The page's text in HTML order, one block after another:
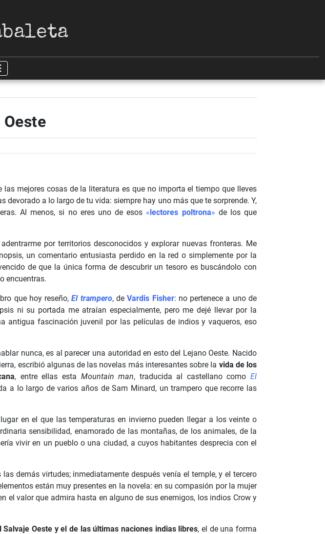
las mejores cosas de la literatura es que no importa el tiempo que lleves
devorado a lo largo de tu vida: siempre hay uno más que te sorprende. Y,
Al menos, si no eres uno de esos «lectores poltrona» de los que
por territorios desconocidos y explorar nuevas fronteras. Me
un comentario entusiasta perdido en la red o simplemente por la
de que la única forma de descubrir un tesoro es buscándolo con
encuentras.
que hoy reseño,El trampero, deVardis Fisher: no pertenece a uno de
ni su portada me atraían especialmente, pero me dejé llevar por la
antigua fascinación juvenil por las películas de indios y vaqueros, eso
nunca, es al parecer una autoridad en esto del Lejano Oeste. Nacido
escribió algunas de las novelas más interesantes sobre la vida de los
, entre ellas esta Mountain man, traducida al castellano comoEl
a lo largo de varios años de Sam Minard, un trampero que recorre las
en el que las temperaturas en invierno pueden llegar a los veinte o
sensibilidad, enamorado de las montañas, de los animales, de la
vivir en un pueblo o una ciudad, a cuyos habitantes desprecia con el
demás virtudes; inmediatamente después venía el temple, y el tercero
están muy presentes en la novela: en su compasión por la mujer
el valor que admira hasta en alguno de sus enemigos, los indios Crow y
Salvaje Oeste y el de las últimas naciones indias libres, el de una forma